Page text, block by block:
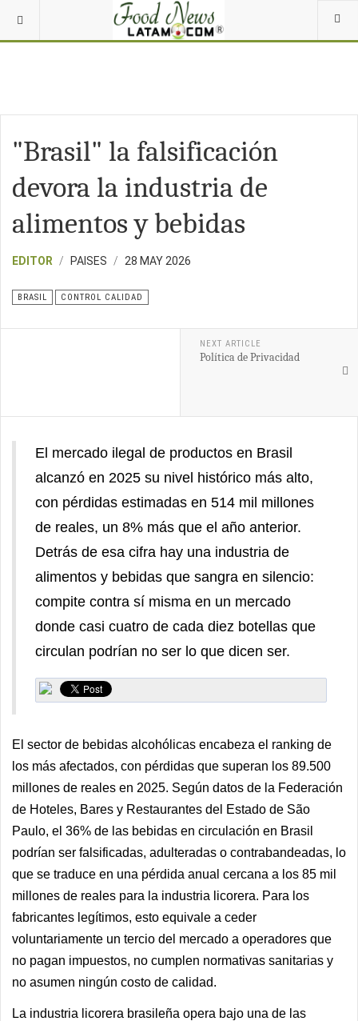
"Brasil" la falsificación
devora la industria de
alimentos y bebidas
EDITOR PAISES 28 MAY 2026
BRASIL CONTROL CALIDAD
NEXT ARTICLE
Política de Privacidad
El mercado ilegal de productos en Brasil
alcanzó en 2025 su nivel histórico más alto,
con pérdidas estimadas en 514 mil millones
de reales, un 8% más que el año anterior.
Detrás de esa cifra hay una industria de
alimentos y bebidas que sangra en silencio:
compite contra sí misma en un mercado
donde casi cuatro de cada diez botellas que
circulan podrían no ser lo que dicen ser.
El sector de bebidas alcohólicas encabeza el ranking de
los más afectados, con pérdidas que superan los 89.500
millones de reales en 2025. Según datos de la Federación
de Hoteles, Bares y Restaurantes del Estado de São
Paulo, el 36% de las bebidas en circulación en Brasil
podrían ser falsificadas, adulteradas o contrabandeadas, lo
que se traduce en una pérdida anual cercana a los 85 mil
millones de reales para la industria licorera. Para los
fabricantes legítimos, esto equivale a ceder
voluntariamente un tercio del mercado a operadores que
no pagan impuestos, no cumplen normativas sanitarias y
no asumen ningún costo de calidad.
La industria licorera brasileña opera bajo una de las